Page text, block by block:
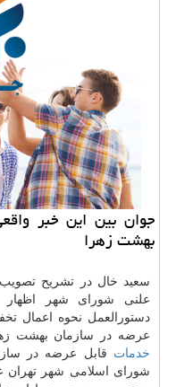
جوان بین این خبر
بهشت زهرا
سعید خال در تشریح
علنی شورای شهر اظهار
دستورالعمل نحوه اعمال
عرضه در سازمان بهشت
خدمات قابل عرضه در
شورای اسلامی شهر تهران